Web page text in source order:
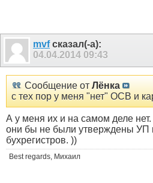
mvfсказал(-а):
04.04.2014 09:43
Сообщение от Лёнка
с тех пор у меня "нет" ОСВ и
А у меня их и на самом деле нет.
они бы не были утверждены УП
бухрегистров. ))
Best regards, Михаил